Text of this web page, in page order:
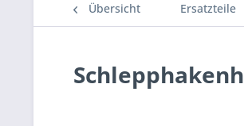
Übersicht Ersatzteile